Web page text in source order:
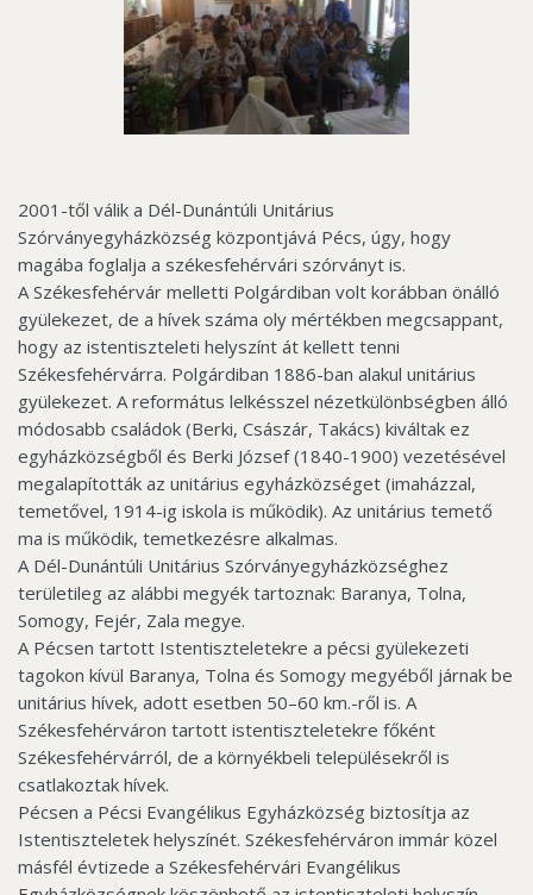
2001-től válik a Dél-Dunántúli Unitárius
Szórványegyházközség központjává Pécs, úgy, hogy
magába foglalja a székesfehérvári szórványt is.
A Székesfehérvár melletti Polgárdiban volt korábban önálló
gyülekezet, de a hívek száma oly mértékben megcsappant,
hogy az istentiszteleti helyszínt át kellett tenni
Székesfehérvárra. Polgárdiban 1886-ban alakul unitárius
gyülekezet. A református lelkésszel nézetkülönbségben álló
módosabb családok (Berki, Császár, Takács) kiváltak ez
egyházközségből és Berki József (1840-1900) vezetésével
megalapították az unitárius egyházközséget (imaházzal,
temetővel, 1914-ig iskola is működik). Az unitárius temető
ma is működik, temetkezésre alkalmas.
A Dél-Dunántúli Unitárius Szórványegyházközséghez
területileg az alábbi megyék tartoznak: Baranya, Tolna,
Somogy, Fejér, Zala megye.
A Pécsen tartott Istentiszteletekre a pécsi gyülekezeti
tagokon kívül Baranya, Tolna és Somogy megyéből járnak be
unitárius hívek, adott esetben 50–60 km.-ről is. A
Székesfehérváron tartott istentiszteletekre főként
Székesfehérvárról, de a környékbeli településekről is
csatlakoztak hívek.
Pécsen a Pécsi Evangélikus Egyházközség biztosítja az
Istentiszteletek helyszínét. Székesfehérváron immár közel
másfél évtizede a Székesfehérvári Evangélikus